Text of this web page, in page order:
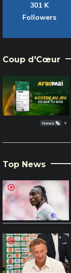
301 K
Followers
Coup d'Cœur
News 🗞️
Top News